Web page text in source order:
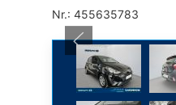
Nr.: 455635783